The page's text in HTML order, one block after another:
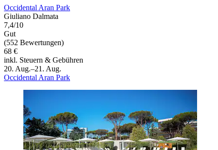
Occidental Aran Park
Giuliano Dalmata
7,4/10
Gut
(552 Bewertungen)
68 €
inkl. Steuern & Gebühren
20. Aug.–21. Aug.
Occidental Aran Park